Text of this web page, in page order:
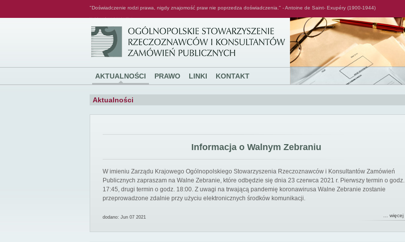
"Doświadczenie rodzi prawa, nigdy znajomość praw nie poprzedza doświadczenia." - Antoine de Saint- Exupéry (1900-1944)
AKTUALNOŚCI PRAWO LINKI KONTAKT
Aktualności
Informacja o Walnym Zebraniu
W imieniu Zarządu Krajowego Ogólnopolskiego Stowarzyszenia Rzeczoznawców i Konsultantów Zamówień
Publicznych zapraszam na Walne Zebranie, które odbędzie się dnia 23 czerwca 2021 r. Pierwszy termin o godz.
17:45, drugi termin o godz. 18:00. Z uwagi na trwającą pandemię koronawirusa Walne Zebranie zostanie
przeprowadzone zdalnie przy użyciu elektronicznych środków komunikacji.
dodano: Jun 07 2021 … więcej